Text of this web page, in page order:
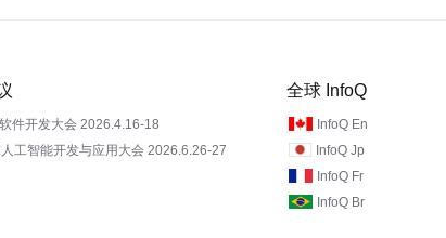
件开发大会 2026.4.16-18
工智能开发与应用大会 2026.6.26-27
全球 InfoQ
InfoQ En
InfoQ Jp
InfoQ Fr
InfoQ Br